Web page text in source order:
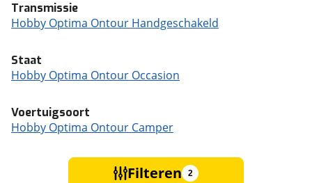
Transmissie
Hobby Optima Ontour Handgeschakeld
Staat
Hobby Optima Ontour Occasion
Voertuigsoort
Hobby Optima Ontour Camper
Filteren 2